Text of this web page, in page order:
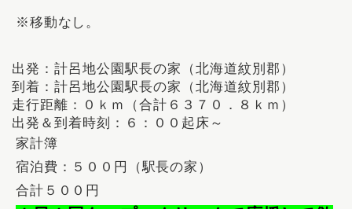
※移動なし。
出発：計呂地公園駅長の家（北海道紋別郡）
到着：計呂地公園駅長の家（北海道紋別郡）
走行距離：０ｋｍ（合計６３７０．８ｋｍ ）
出発＆到着時刻：６：００起床～
家計簿
宿泊費：５００円（駅長の家）
合計５００円